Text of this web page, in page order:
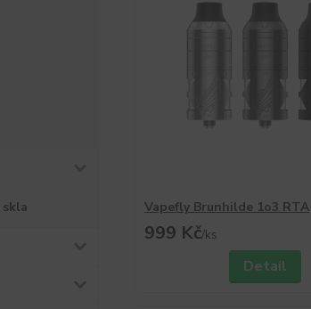
Vapefly Brunhilde 1o3 RTA
999 Kč/ks
Detail